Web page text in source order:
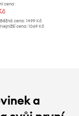
cena:
Běžná cena: 1499 Kč
Nejnižší cena: 1069 Kč
a